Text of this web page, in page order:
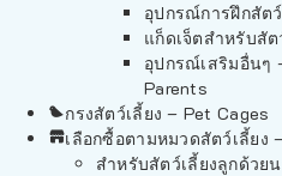
อุปกรณ์การฝึกสัต
แก็ดเจ็ตสำหรับสั
อุปกรณ์เสริมอื่นๆ
Parents
กรงสัตว์เลี้ยง – Pet Cages
เลือกซื้อตามหมวดสัตว์เลี้ยง
สำหรับสัตว์เลี้ยงลูกด้วย